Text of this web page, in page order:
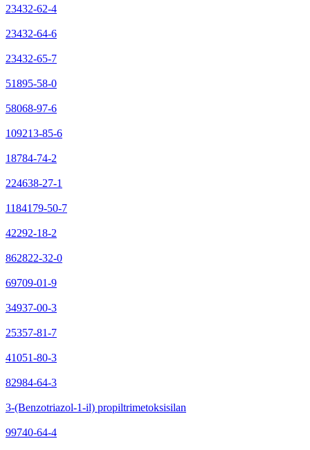
23432-62-4
23432-64-6
23432-65-7
51895-58-0
58068-97-6
109213-85-6
18784-74-2
224638-27-1
1184179-50-7
42292-18-2
862822-32-0
69709-01-9
34937-00-3
25357-81-7
41051-80-3
82984-64-3
3-(Benzotriazol-1-il) propiltrimetoksisilan
99740-64-4